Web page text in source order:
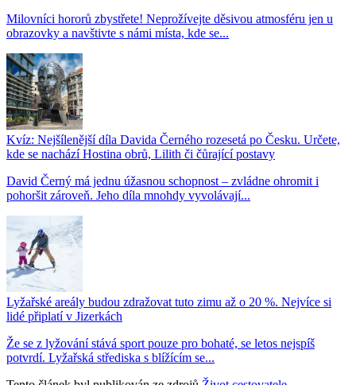
Milovníci hororů zbystřete! Neprožívejte děsivou atmosféru jen u
obrazovky a navštivte s námi místa, kde se...
Kvíz: Nejšílenější díla Davida Černého rozesetá po Česku. Určete,
kde se nachází Hostina obrů, Lilith či čůrající postavy
David Černý má jednu úžasnou schopnost – zvládne ohromit i
pohoršit zároveň. Jeho díla mnohdy vyvolávají...
Lyžařské areály budou zdražovat tuto zimu až o 20 %. Nejvíce si
lidé připlatí v Jizerkách
Že se z lyžování stává sport pouze pro bohaté, se letos nejspíš
potvrdí. Lyžařská střediska s blížícím se...